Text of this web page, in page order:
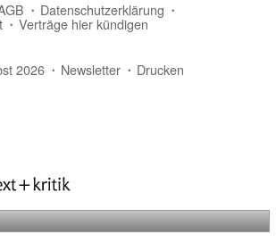
Datenschutzerklärung
Verträge hier kündigen
2026 Newsletter Drucken